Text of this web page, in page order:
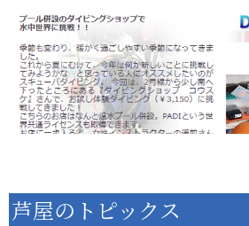
芦屋のトピックス